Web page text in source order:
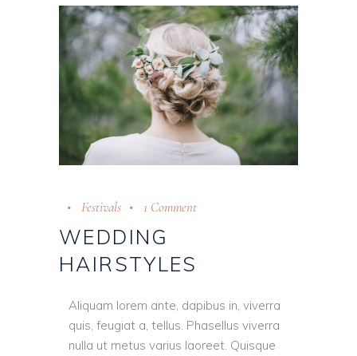
Festivals 1 Comment
WEDDING
HAIRSTYLES
Aliquam lorem ante, dapibus in, viverra
quis, feugiat a, tellus. Phasellus viverra
nulla ut metus varius laoreet. Quisque